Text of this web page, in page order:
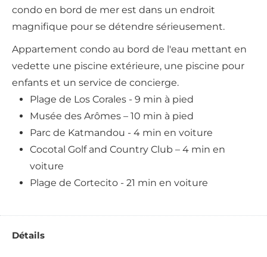
condo en bord de mer est dans un endroit
magnifique pour se détendre sérieusement.
Appartement condo au bord de l'eau mettant en
vedette une piscine extérieure, une piscine pour
enfants et un service de concierge.
Plage de Los Corales - 9 min à pied
Musée des Arômes – 10 min à pied
Parc de Katmandou - 4 min en voiture
Cocotal Golf and Country Club – 4 min en
voiture
Plage de Cortecito - 21 min en voiture
Détails